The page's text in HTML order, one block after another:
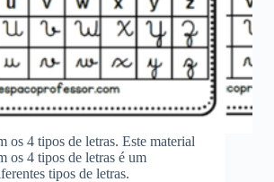
os 4 tipos de letras. Este material
os 4 tipos de letras é um
tipos de letras.